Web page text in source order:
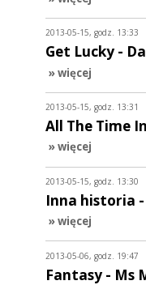
2013-05-15, godz. 13:33
Get Lucky -
» więcej
2013-05-15, godz. 13:31
All The Time
» więcej
2013-05-15, godz. 13:30
Inna historia -
» więcej
2013-05-06, godz. 19:47
Fantasy - Ms